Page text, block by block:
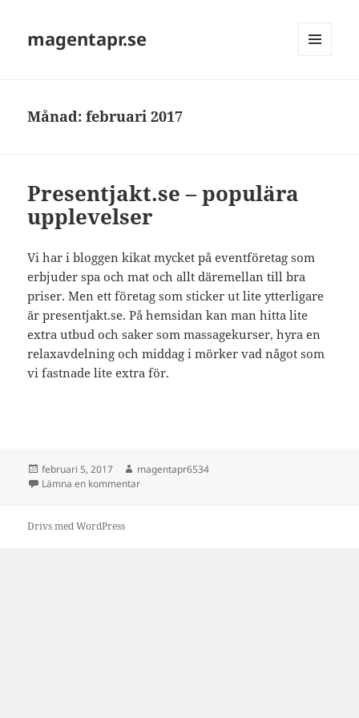
magentapr.se
Månad:februari 2017
Presentjakt.se – populära
upplevelser
Vi har i bloggen kikat mycket på eventföretag som
erbjuder spa och mat och allt däremellan till bra
priser. Men ett företag som sticker ut lite ytterligare
är presentjakt.se. På hemsidan kan man hitta lite
extra utbud och saker som massagekurser, hyra en
relaxavdelning och middag i mörker vad något som
vi fastnade lite extra för.
Postat
februari 5, 2017 Författare
magentapr6534
Lämna en kommentartill Presentjakt.se – populära upplevelser
Drivs med WordPress